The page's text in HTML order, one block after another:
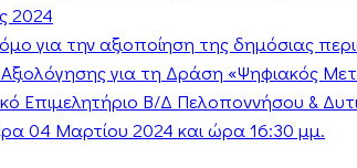
2024
για την αξιοποίηση της δημόσιας
για τη Δράση «Ψηφιακός
Επιμελητήριο Β/Δ Πελοποννήσου &
04 Μαρτίου 2024 και ώρα 16:30 μμ.